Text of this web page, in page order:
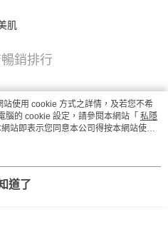
肌
銷排行
使用 cookie 方式之詳情，及若您不希
腦的 cookie 設定，請參閱本網站「 私隱
站即表示您同意本公司得按本網站使用
道了